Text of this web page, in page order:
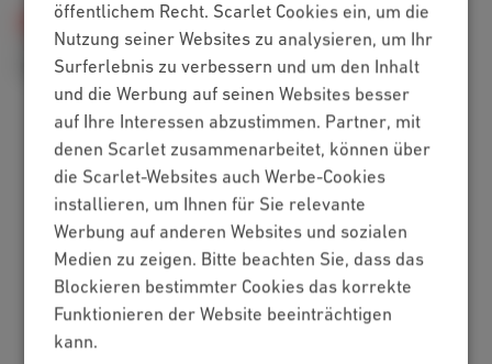
öffentlichem Recht. Scarlet Cookies ein, um die
Nutzung seiner Websites zu analysieren, um Ihr
Surferlebnis zu verbessern und um den Inhalt
und die Werbung auf seinen Websites besser
auf Ihre Interessen abzustimmen. Partner, mit
denen Scarlet zusammenarbeitet, können über
die Scarlet-Websites auch Werbe-Cookies
installieren, um Ihnen für Sie relevante
Werbung auf anderen Websites und sozialen
Medien zu zeigen. Bitte beachten Sie, dass das
Blockieren bestimmter Cookies das korrekte
Funktionieren der Website beeinträchtigen
kann.
Hilfe Internet
E-Mail und Website
Webmail einrichten
Unsere Tipps zur Vermeidung von Spam
Packs
Internet + Mobilfunk
Internet + TV + Mobilfunk
Internet + TV + Festnetz
Digitales Fernsehen